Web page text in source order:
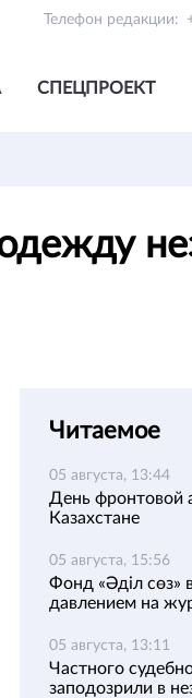
Телефон редакции:
СПЕЦПРОЕКТ
Читаемое
05 августа, 13:44
День фронтовой
Казахстане
05 августа, 15:56
Фонд «Әділ сөз»
давлением на
05 августа, 13:11
Частного
заподозрили в